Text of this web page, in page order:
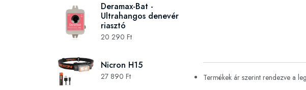
Deramax-Bat -
Ultrahangos denevér
riasztó
20 290 Ft
Nicron H15
27 890 Ft Termékek ár szerint rendezve a